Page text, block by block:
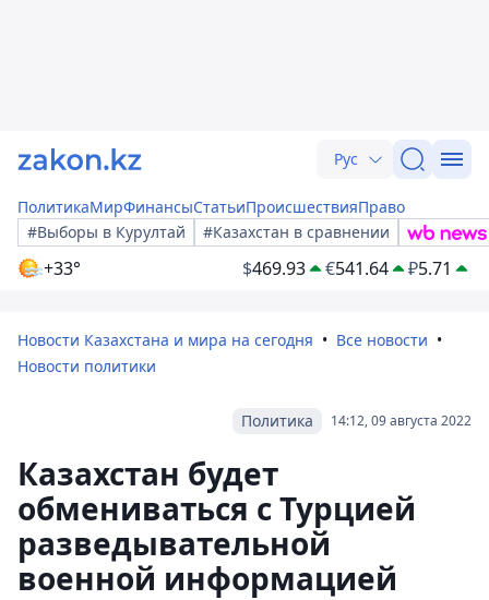
Рус
ПолитикаМирФинансыСтатьиПроисшествияПраво
#Выборы в Курултай
#Казахстан в сравнении
+33° $469.93 €541.64 ₽5.71
Новости Казахстана и мира на сегодня
Все новости
Новости политики
14:12, 09 августа 2022
Политика
Казахстан будет
обмениваться с Турцией
разведывательной
военной информацией